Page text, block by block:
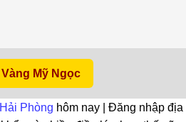
Mỹ Ngọc
Phòng hôm nay | Đăng nhập địa